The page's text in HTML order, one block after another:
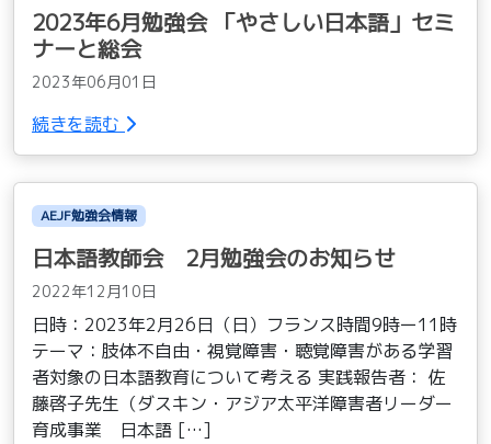
2023年6月勉強会 「やさしい日本語」セミ
ナーと総会
2023年06月01日
続きを読む
AEJF勉強会情報
日本語教師会 2月勉強会のお知らせ
2022年12月10日
日時：2023年2月26日（日）フランス時間9時ー11時
テーマ：肢体不自由・視覚障害・聴覚障害がある学習
者対象の日本語教育について考える 実践報告者： 佐
藤啓子先生（ダスキン・アジア太平洋障害者リーダー
育成事業 日本語 […]